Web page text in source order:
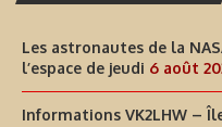
Les astronautes de la
l’espace de jeudi 6 août
Informations VK2LHW –